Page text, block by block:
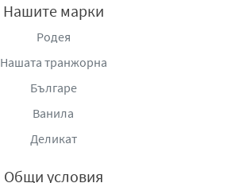
Нашите марки
Родея
Нашата транжорна
Българе
Ванила
Деликат
Общи условия